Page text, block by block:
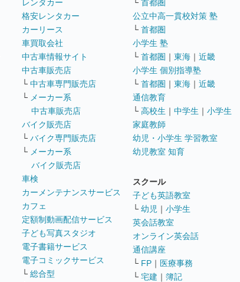
レンタカー
格安レンタカー
カーリース
車買取会社
中古車情報サイト
中古車販売店
└ 中古車専門販売店
└ メーカー系
中古車販売店
バイク販売店
└ バイク専門販売店
└ メーカー系
バイク販売店
車検
カーメンテナンスサービス
カフェ
定額制動画配信サービス
子ども写真スタジオ
電子書籍サービス
電子コミックサービス
└ 総合型
└ 首都圏
公立中高一貫校対策 塾
└ 首都圏
小学生 塾
└ 首都圏 ｜ 東海 ｜ 近畿
小学生 個別指導塾
└ 首都圏 ｜ 東海 ｜ 近畿
通信教育
└ 高校生 ｜ 中学生 ｜ 小学生
家庭教師
幼児・小学生 学習教室
幼児教室 知育
スクール
子ども英語教室
└ 幼児 ｜ 小学生
英会話教室
オンライン英会話
通信講座
└ FP ｜ 医療事務
└ 宅建 ｜ 簿記